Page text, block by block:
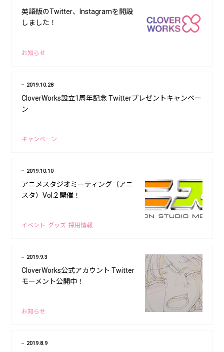
英語版のTwitter、Instagramを開設
しました！
お知らせ
2019.10.28
CloverWorks設立1周年記念 Twitterプレゼントキャンペー
ン
キャンペーン
2019.10.10
アニメスタジオミーティング（アニ
スタ）Vol.2 開催！
イベント グッズ 採用情報
2019.9.3
CloverWorks公式アカウント Twitter
モーメント公開中！
お知らせ
2019.8.9